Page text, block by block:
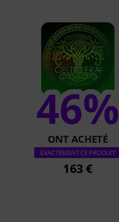
46%
ONT ACHETÉ
EXACTEMENT CE PRODUIT
163 €